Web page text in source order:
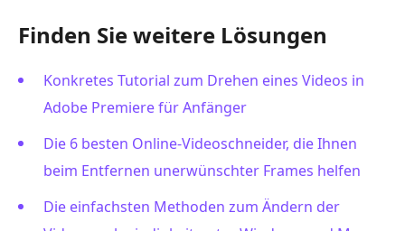
Finden Sie weitere Lösungen
Konkretes Tutorial zum Drehen eines Videos in
Adobe Premiere für Anfänger
Die 6 besten Online-Videoschneider, die Ihnen
beim Entfernen unerwünschter Frames helfen
Die einfachsten Methoden zum Ändern der